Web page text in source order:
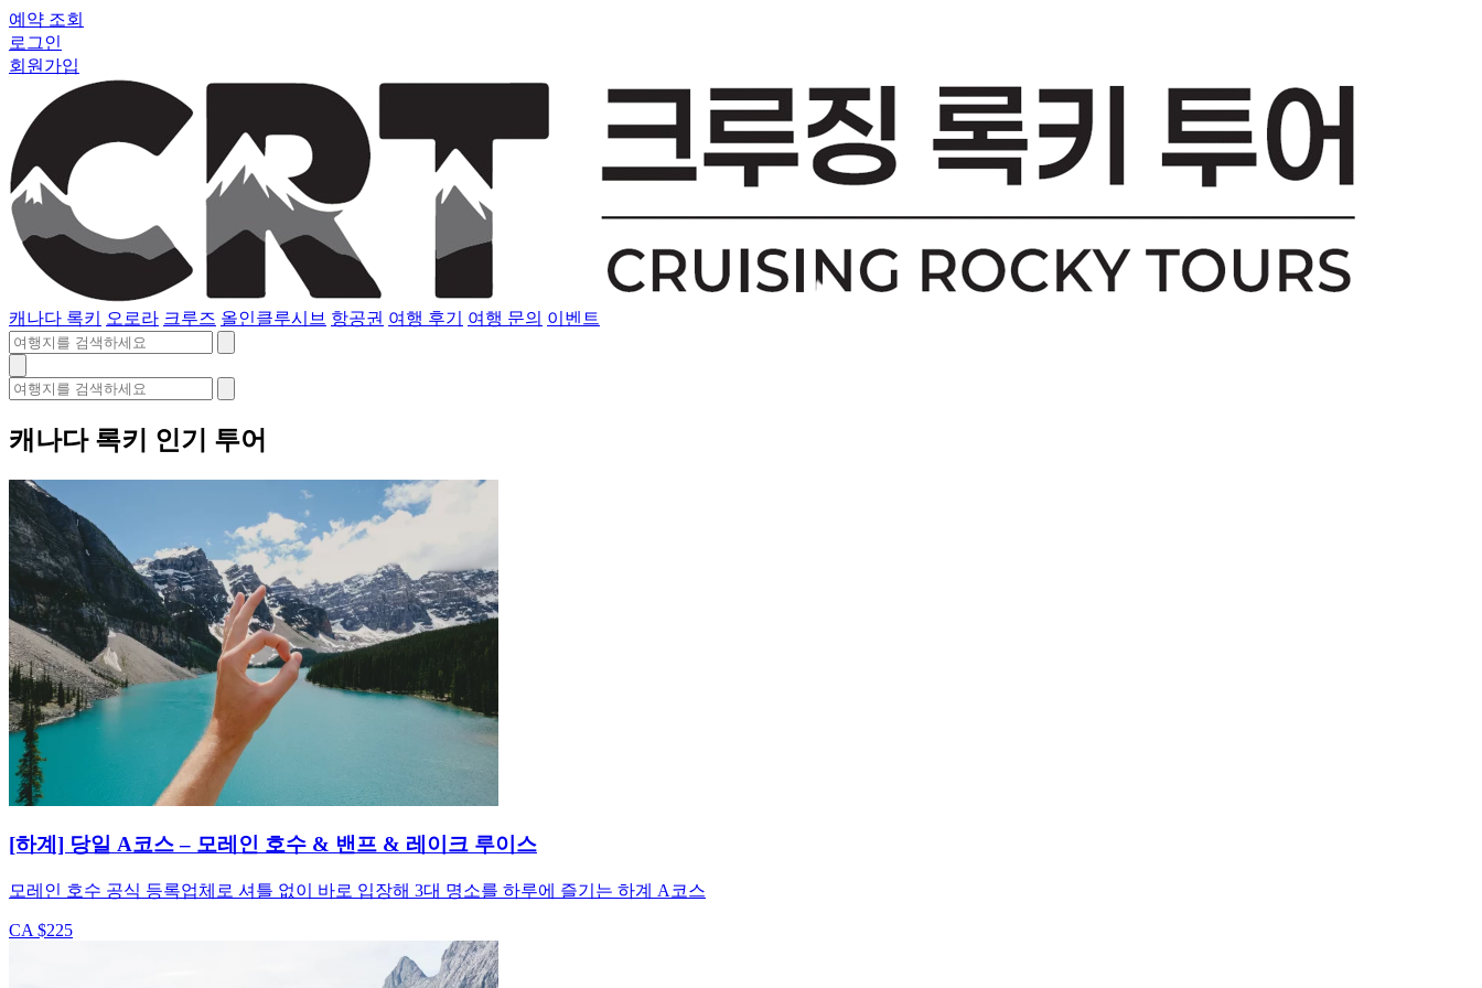
예약 조회
로그인
회원가입
캐나다 록키 오로라 크루즈 올인클루시브 항공권 여행 후기 여행 문의 이벤트
캐나다 록키 인기 투어
[하계] 당일 A코스 – 모레인 호수 & 밴프 & 레이크 루이스
모레인 호수 공식 등록업체로 셔틀 없이 바로 입장해 3대 명소를 하루에 즐기는 하계 A코스
CA $225